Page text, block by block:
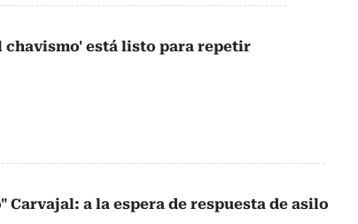
chavismo' está listo para repetir
a la espera de respuesta de asilo